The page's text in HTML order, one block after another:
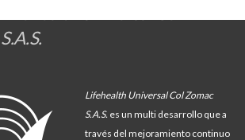
Lifehealth Universal Col Zomac
S.A.S. es un multi desarrollo que a
través del mejoramiento continuo